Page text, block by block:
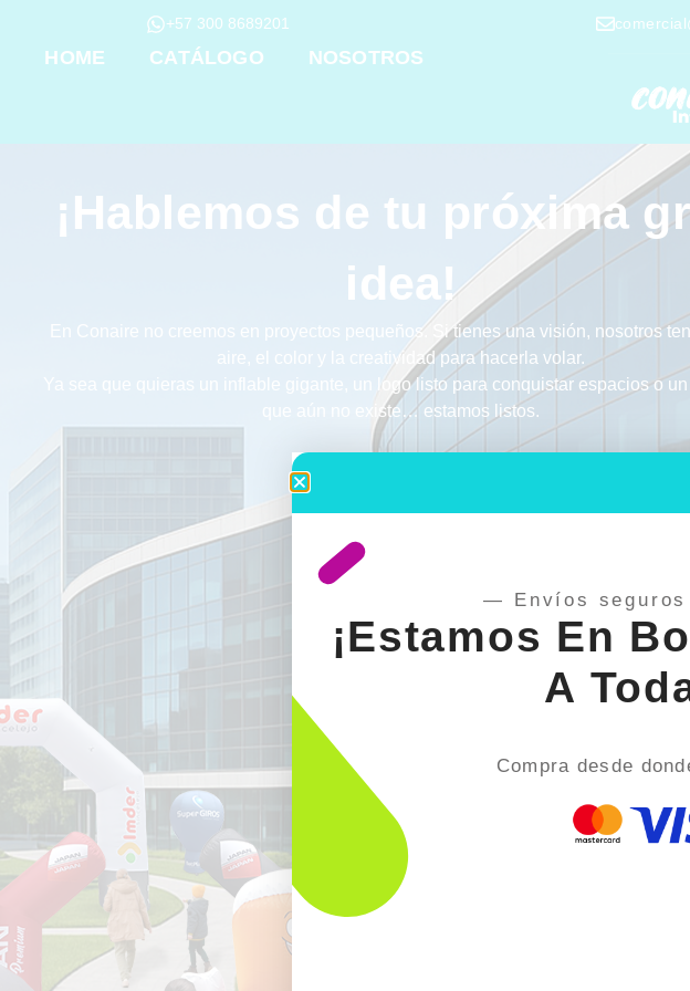
+57 300 8689201
HOME CATÁLOGO NOSOTROS
¡Hablemos de tu próxima
idea!
En Conaire no creemos en proyectos pequeños. Si tienes una visión, nosotros
aire, el color y la creatividad para hacerla volar.
Ya sea que quieras un inflable gigante, un logo listo para conquistar espacios o
que aún no existe… estamos listos.
— Envíos
¡Estamos En
A
Compra desde